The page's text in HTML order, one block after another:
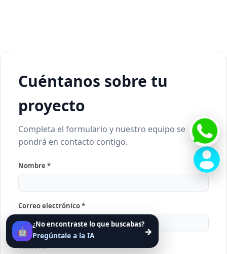
🤖
¿No encontraste lo que buscabas?
Pregúntale a la IA →
Cuéntanos sobre tu
proyecto
Completa el formulario y nuestro equipo se
pondrá en contacto contigo.
Nombre *
Correo electrónico *
Teléfono